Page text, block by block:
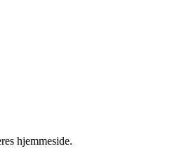
hjemmeside.